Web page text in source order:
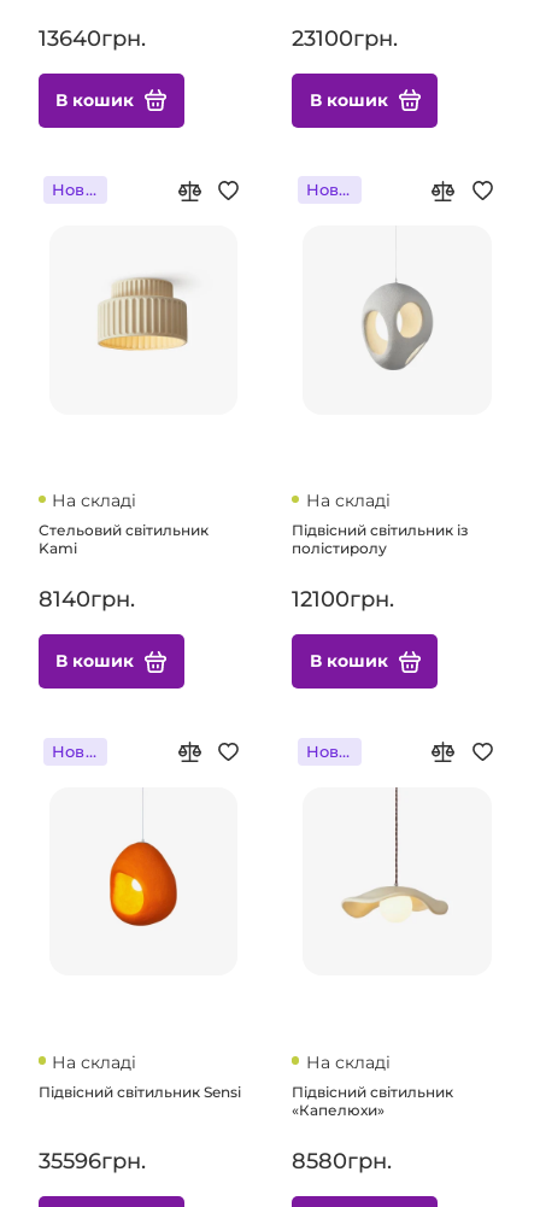
13640грн.
В кошик
23100грн.
В кошик
Новинка
На складі
Стельовий світильник
Kami
8140грн.
В кошик
Новинка
На складі
Підвісний світильник із
полістиролу
12100грн.
В кошик
Новинка
На складі
Підвісний світильник Sensi
35596грн.
Новинка
На складі
Підвісний світильник
«Капелюхи»
8580грн.